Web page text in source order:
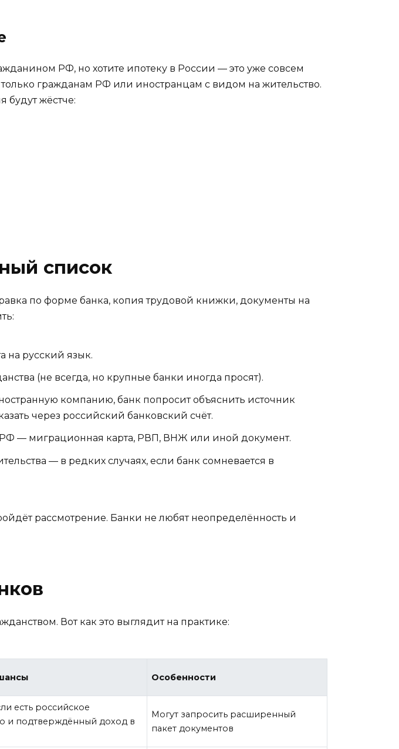
РФ, но хотите ипотеку в России — это уже совсем
гражданам РФ или иностранцам с видом на жительство.
будут жёстче:
список
по форме банка, копия трудовой книжки, документы на
на русский язык.
(не всегда, но крупные банки иногда просят).
компанию, банк попросит объяснить источник
через российский банковский счёт.
— миграционная карта, РВП, ВНЖ или иной документ.
— в редких случаях, если банк сомневается в
рассмотрение. Банки не любят неопределённость и
Вот как это выглядит на практике:
Особенности
есть российское
и подтверждённый доход в
Могут запросить расширенный
пакет документов